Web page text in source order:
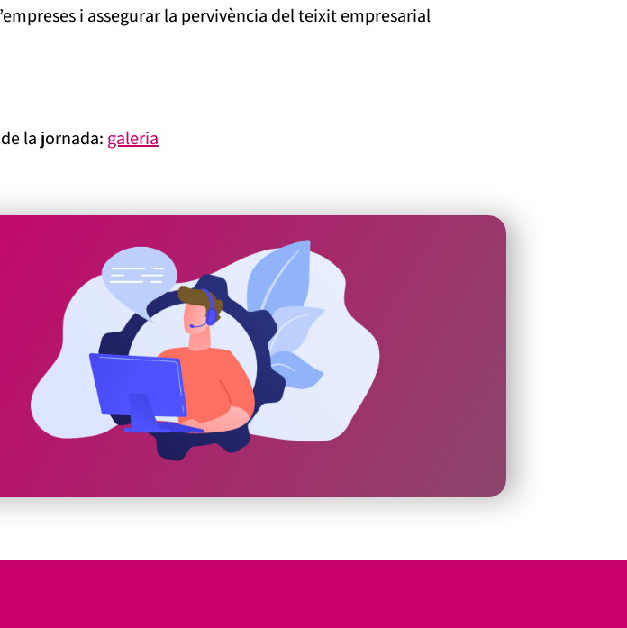
i assegurar la pervivència del teixit empresarial
la jornada: galeria